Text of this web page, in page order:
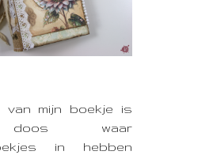
van mijn boekje is
waar
in hebben